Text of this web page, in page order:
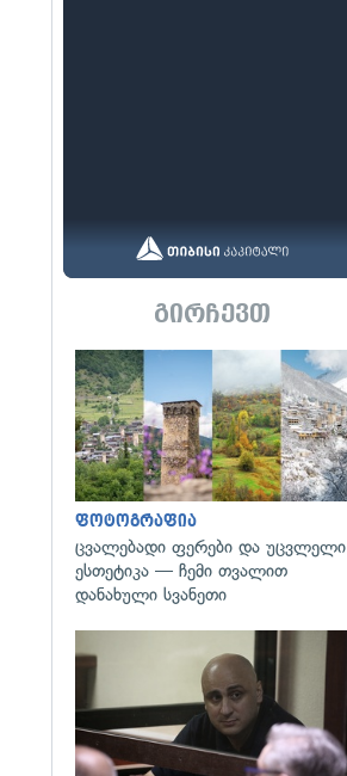
გირჩევთ
ფოტოგრაფია
ცვალებადი ფერები და უცვლელი
ესთეტიკა — ჩემი თვალით
დანახული სვანეთი